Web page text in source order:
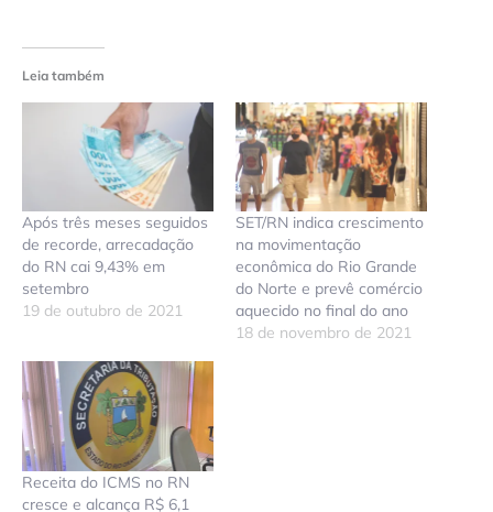
Leia também
Após três meses seguidos
de recorde, arrecadação
do RN cai 9,43% em
setembro
19 de outubro de 2021
SET/RN indica crescimento
na movimentação
econômica do Rio Grande
do Norte e prevê comércio
aquecido no final do ano
18 de novembro de 2021
Receita do ICMS no RN
cresce e alcança R$ 6,1